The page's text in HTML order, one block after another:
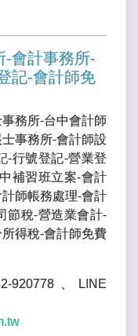
-會計事務所-
記-會計師免
務所-台中會計師
事務所-會計師設
-行號登記-營業登
補習班立案-會計
師帳務處理-會計
節稅-營造業會計-
得稅-會計師免費
920778、LINE